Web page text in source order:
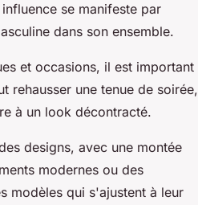
se manifeste par
dans son ensemble.
et occasions, il est important
rehausser une tenue de soirée,
à un look décontracté.
designs, avec une montée
modernes ou des
modèles qui s'ajustent à leur